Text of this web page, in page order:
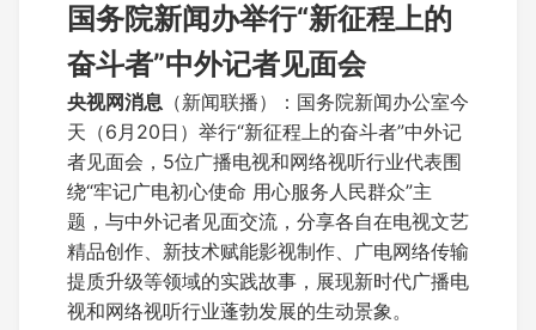
国务院新闻办举行“新征程上的
奋斗者”中外记者见面会
央视网消息 （新闻联播）：国务院新闻办公室今
天（6月20日）举行“新征程上的奋斗者”中外记
者见面会，5位广播电视和网络视听行业代表围
绕“牢记广电初心使命 用心服务人民群众”主
题，与中外记者见面交流，分享各自在电视文艺
精品创作、新技术赋能影视制作、广电网络传输
提质升级等领域的实践故事，展现新时代广播电
视和网络视听行业蓬勃发展的生动景象。